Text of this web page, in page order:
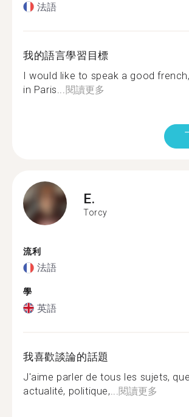
法語
我的語言學習目標
I would like to speak a good
in Paris... 閱讀更多
E.
Torcy
流利
法語
學
英語
我喜歡談論的話題
J'aime parler de tous les sujets,
actualité, politique,... 閱讀更多